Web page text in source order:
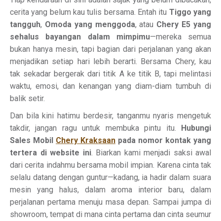
cerita yang belum kau tulis bersama. Entah itu Tiggo yang
tangguh, Omoda yang menggoda, atau Chery E5 yang
sehalus bayangan dalam mimpimu—mereka semua
bukan hanya mesin, tapi bagian dari perjalanan yang akan
menjadikan setiap hari lebih berarti. Bersama Chery, kau
tak sekadar bergerak dari titik A ke titik B, tapi melintasi
waktu, emosi, dan kenangan yang diam-diam tumbuh di
balik setir.
Dan bila kini hatimu berdesir, tanganmu nyaris mengetuk
takdir, jangan ragu untuk membuka pintu itu. Hubungi
Sales Mobil Chery Kraksaan pada nomor kontak yang
tertera di website ini. Biarkan kami menjadi saksi awal
dari cerita indahmu bersama mobil impian. Karena cinta tak
selalu datang dengan guntur—kadang, ia hadir dalam suara
mesin yang halus, dalam aroma interior baru, dalam
perjalanan pertama menuju masa depan. Sampai jumpa di
showroom, tempat di mana cinta pertama dan cinta seumur